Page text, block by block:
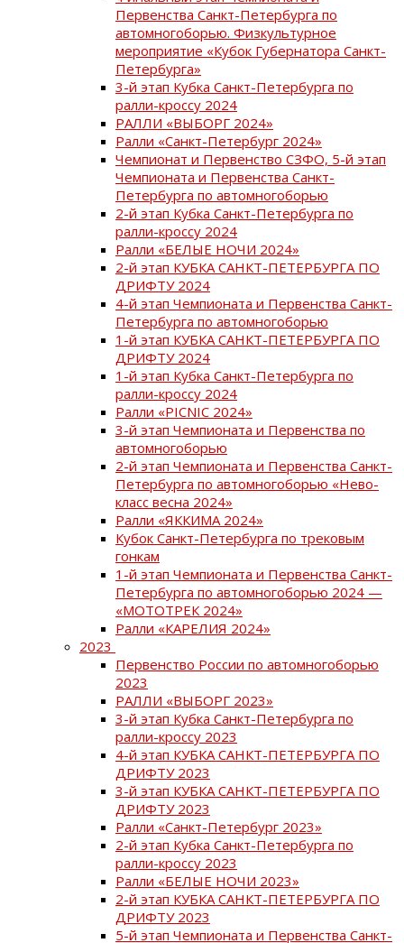
Первенства Санкт-Петербурга по
автомногоборью. Физкультурное
мероприятие «Кубок Губернатора Санкт-
Петербурга»
3-й этап Кубка Санкт-Петербурга по
ралли-кроссу 2024
РАЛЛИ «ВЫБОРГ 2024»
Ралли «Санкт-Петербург 2024»
Чемпионат и Первенство СЗФО, 5-й этап
Чемпионата и Первенства Санкт-
Петербурга по автомногоборью
2-й этап Кубка Санкт-Петербурга по
ралли-кроссу 2024
Ралли «БЕЛЫЕ НОЧИ 2024»
2-й этап КУБКА САНКТ-ПЕТЕРБУРГА ПО
ДРИФТУ 2024
4-й этап Чемпионата и Первенства Санкт-
Петербурга по автомногоборью
1-й этап КУБКА САНКТ-ПЕТЕРБУРГА ПО
ДРИФТУ 2024
1-й этап Кубка Санкт-Петербурга по
ралли-кроссу 2024
Ралли «PICNIC 2024»
3-й этап Чемпионата и Первенства по
автомногоборью
2-й этап Чемпионата и Первенства Санкт-
Петербурга по автомногоборью «Нево-
класс весна 2024»
Ралли «ЯККИМА 2024»
Кубок Санкт-Петербурга по трековым
гонкам
1-й этап Чемпионата и Первенства Санкт-
Петербурга по автомногоборью 2024 —
«МОТОТРЕК 2024»
Ралли «КАРЕЛИЯ 2024»
2023
Первенство России по автомногоборью
2023
РАЛЛИ «ВЫБОРГ 2023»
3-й этап Кубка Санкт-Петербурга по
ралли-кроссу 2023
4-й этап КУБКА САНКТ-ПЕТЕРБУРГА ПО
ДРИФТУ 2023
3-й этап КУБКА САНКТ-ПЕТЕРБУРГА ПО
ДРИФТУ 2023
Ралли «Санкт-Петербург 2023»
2-й этап Кубка Санкт-Петербурга по
ралли-кроссу 2023
Ралли «БЕЛЫЕ НОЧИ 2023»
2-й этап КУБКА САНКТ-ПЕТЕРБУРГА ПО
ДРИФТУ 2023
5-й этап Чемпионата и Первенства Санкт-